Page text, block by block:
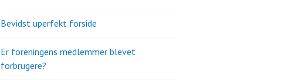
Bevidst uperfekt forside
Er foreningens medlemmer blevet
forbrugere?